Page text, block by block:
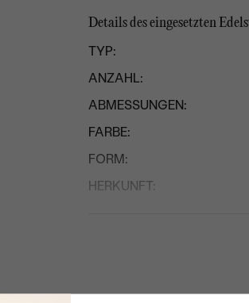
Details des eingesetzten
TYP:
ANZAHL:
ABMESSUNGEN:
FARBE:
FORM:
HERKUNFT: